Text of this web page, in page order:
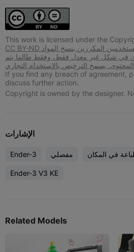
This work is licensed under the
CC BY-ND يسمح هذا الترخيص المستخدمين المكررين بنسخ المواد
في شكل غير معدل فقط، وفقط طالما يتم
If you find any breach of agreement,
discuss further action.
Copyright is owned by the designer.
الإشارات
Ender-3 مفصلي في المكان
Ender-3 V3 KE
Related Models